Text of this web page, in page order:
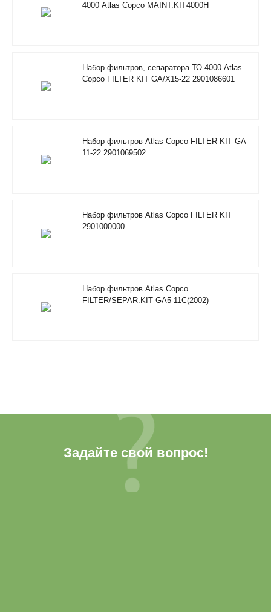
4000 Atlas Copco MAINT.KIT4000H
Набор фильтров, сепаратора ТО 4000 Atlas
Copco FILTER KIT GA/X15-22 2901086601
Набор фильтров Atlas Copco FILTER KIT GA
11-22 2901069502
Набор фильтров Atlas Copco FILTER KIT
2901000000
Набор фильтров Atlas Copco
FILTER/SEPAR.KIT GA5-11C(2002)
Задайте свой вопрос!